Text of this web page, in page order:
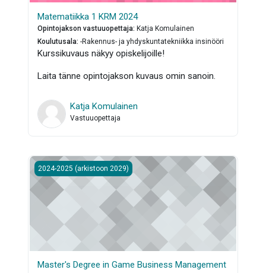
Matematiikka 1 KRM 2024
Opintojakson vastuuopettaja: Katja Komulainen
Koulutusala:-Rakennus- ja yhdyskuntatekniikka insinööri
Kurssikuvaus näkyy opiskelijoille!
Laita tänne opintojakson kuvaus omin sanoin.
Katja Komulainen
Vastuuopettaja
Master's Degree in Game Business Management 2024
2024-2025 (arkistoon 2029)
Master's Degree in Game Business Management